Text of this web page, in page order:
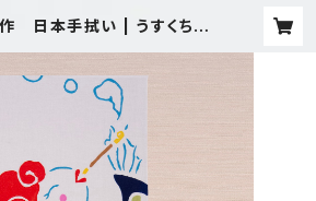
日本手拭い | うすくち文